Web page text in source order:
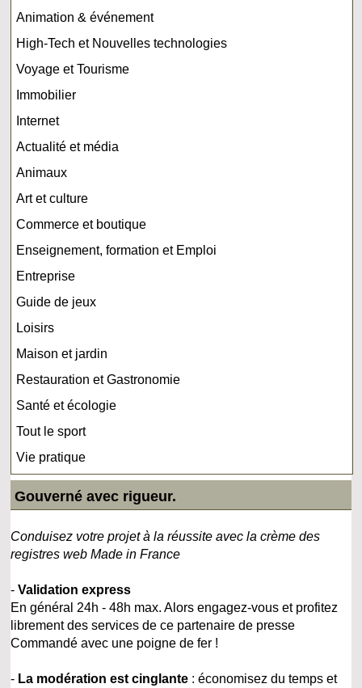
Animation & événement
High-Tech et Nouvelles technologies
Voyage et Tourisme
Immobilier
Internet
Actualité et média
Animaux
Art et culture
Commerce et boutique
Enseignement, formation et Emploi
Entreprise
Guide de jeux
Loisirs
Maison et jardin
Restauration et Gastronomie
Santé et écologie
Tout le sport
Vie pratique
Gouverné avec rigueur.
Conduisez votre projet à la réussite avec la crème des
registres web Made in France
-Validation express
En général 24h - 48h max. Alors engagez-vous et profitez
librement des services de ce partenaire de presse
Commandé avec une poigne de fer !
- La modération est cinglante : économisez du temps et